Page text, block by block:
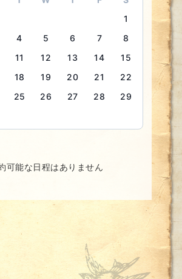
1
4 5 6 7
8
11 12 13 14
15
18 19 20 21
22
25 26 27 28
29
可能な日程はありません